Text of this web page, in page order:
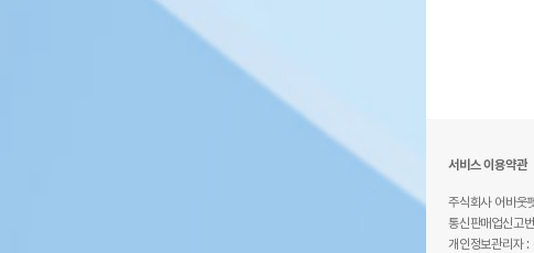
서비스 이용약관
주식회사 어바웃
통신판매업신
개인정보관리